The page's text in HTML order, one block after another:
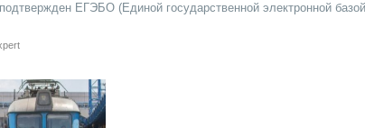
ЕГЭБО (Единой государственной электронной